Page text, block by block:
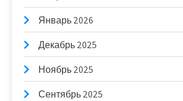
Январь 2026
Декабрь 2025
Ноябрь 2025
Сентябрь 2025